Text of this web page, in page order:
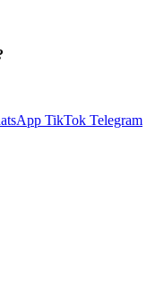
TikTok Telegram